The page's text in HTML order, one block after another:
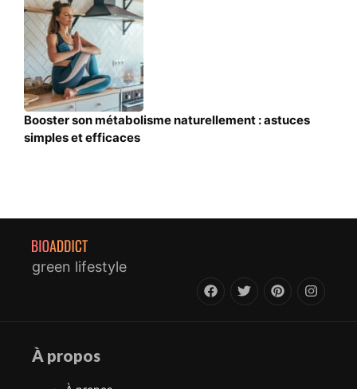
Booster son métabolisme naturellement : astuces
simples et efficaces
green lifestyle
À propos